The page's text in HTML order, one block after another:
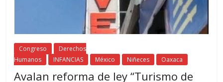
Congreso
Derechos
Humanos
INFANCIAS México Niñeces Oaxaca
Avalan reforma de ley “Turismo de